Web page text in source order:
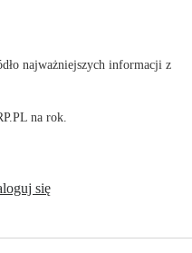
najważniejszych informacji z
na rok.
się